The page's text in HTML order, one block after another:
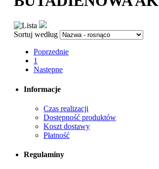
Sortuj według
Poprzednie
1
Następne
Informacje
Czas realizacji
Dostępność produktów
Koszt dostawy
Płatność
Regulaminy